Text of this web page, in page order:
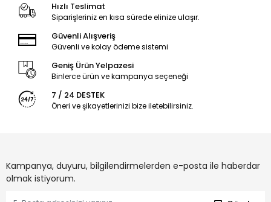
Hızlı Teslimat
Siparişleriniz en kısa sürede elinize ulaşır.
Güvenli Alışveriş
Güvenli ve kolay ödeme sistemi
Geniş Ürün Yelpazesi
Binlerce ürün ve kampanya seçeneği
7 / 24 DESTEK
Öneri ve şikayetlerinizi bize iletebilirsiniz.
Kampanya, duyuru, bilgilendirmelerden e-posta ile haberdar
olmak istiyorum.